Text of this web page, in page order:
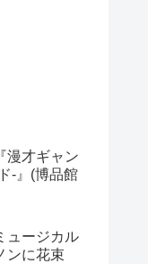
漫才ギャン
-』(博品館
ュージカル
ンに花束